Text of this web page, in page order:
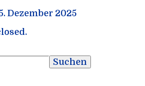
Dezember 2025
Suchen